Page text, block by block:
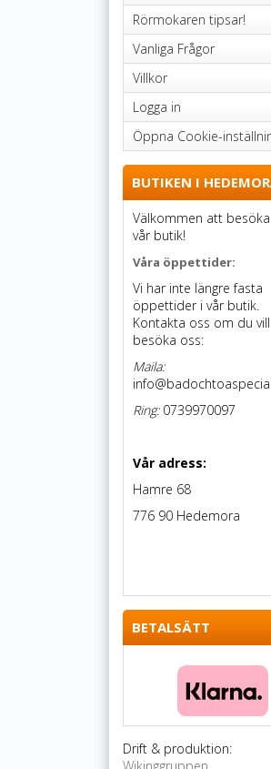
Rörmokaren tipsar!
Vanliga Frågor
Villkor
Logga in
Öppna Cookie-
BUTIKEN I
Välkommen att
vår butik!
Våra öppettider:
Vi har inte längre fasta
öppettider i vår butik.
Kontakta oss om du vill
besöka oss:
Maila:
Ring:0739970097
Vår adress:
Hamre 68
776 90 Hedemora
BETALSÄTT
Drift & produktion:
Wikinggruppen